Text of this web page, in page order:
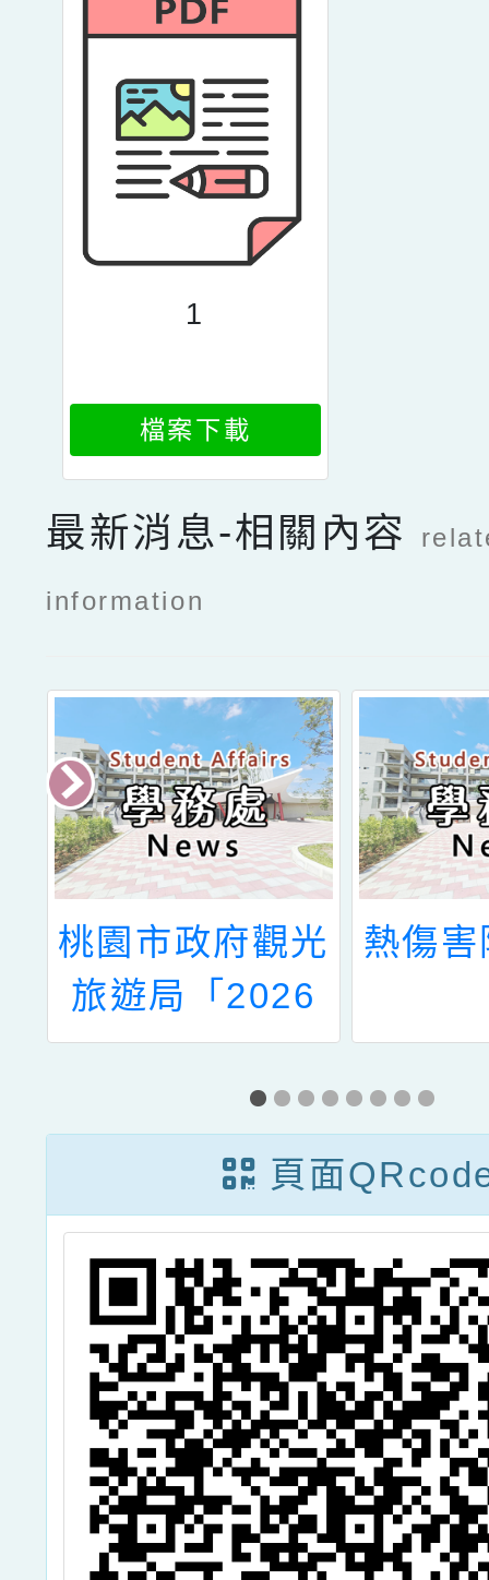
1
檔案下載
最新消息-相關內容
information
桃園市政府觀光
旅遊局「2026
桃園龍岡米干
熱傷
頁面